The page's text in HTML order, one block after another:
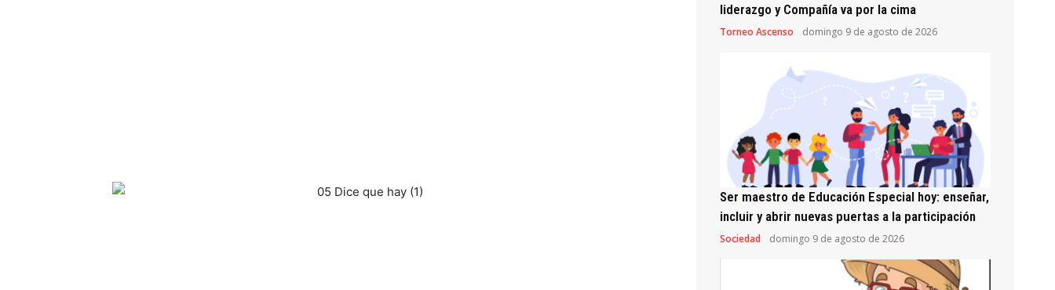
liderazgo y Compañía va por la cima
Torneo Ascenso domingo 9 de agosto de 2026
Ser maestro de Educación Especial hoy: enseñar,
incluir y abrir nuevas puertas a la participación
Sociedad domingo 9 de agosto de 2026